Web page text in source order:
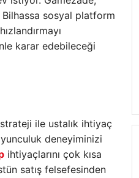
sosyal platform
karar edebileceği
ile ustalık ihtiyaç
deneyiminizi
ihtiyaçlarını çok kısa
satış felsefesinden